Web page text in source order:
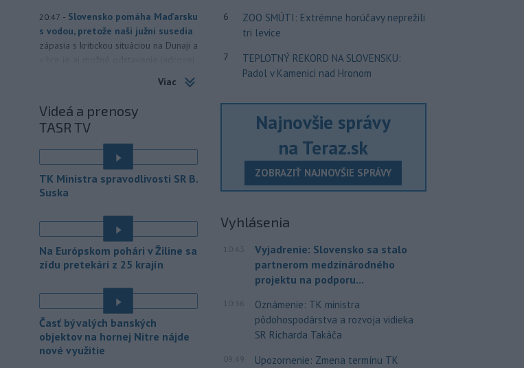
20:47 - Slovensko pomáha Maďarsku
s vodou, pretože naši južní susedia
zápasia s kritickou situáciou na Dunaji a
objavila ďalší podzemný tunel,
ktorý mal
slúžiť na nelegálne
prevádzanie migrantov z Bieloruska
na územie tohto členského štátu
20:08 - Ruská dezinformačná
kandidáta, bývalého
centristického premiéra Attala. Ako
informovala agentúra AFP, odhalil ju
vládny úrad Viginum a s „vysokou
dezinformačnej sieti s názvom
Matrioška.
20:02 - Na jednokoľajovom
železničnom priecestí v Lozorne
Viac
Videá a prenosy
TASR TV
TK Ministra spravodlivosti SR B.
Suska
Na Európskom pohári v Žiline sa
zídu pretekári z 25 krajín
Časť bývalých banských
objektov na hornej Nitre nájde
nové využitie
6
ZOO SMÚTI: Extrémne horúčavy neprežili
tri levice
7
TEPLOTNÝ REKORD NA SLOVENSKU:
Padol v Kamenici nad Hronom
Najnovšie správy
na Teraz.sk
ZOBRAZIŤ NAJNOVŠIE SPRÁVY
Vyhlásenia
10:43
Vyjadrenie: Slovensko sa stalo
partnerom medzinárodného
projektu na podporu...
10:36
Oznámenie: TK ministra
pôdohospodárstva a rozvoja vidieka
SR Richarda Takáča
09:49
Upozornenie: Zmena termínu TK